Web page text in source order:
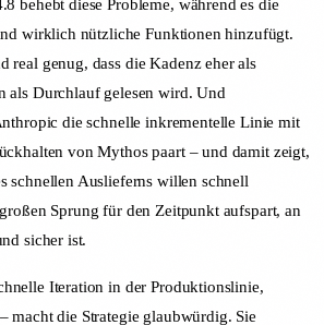
behebt diese Probleme, während es die
wirklich nützliche Funktionen hinzufügt.
real genug, dass die Kadenz eher als
als Durchlauf gelesen wird. Und
die schnelle inkrementelle Linie mit
von Mythos paart – und damit zeigt,
schnellen Auslieferns willen schnell
Sprung für den Zeitpunkt aufspart, an
sicher ist.
Iteration in der Produktionslinie,
macht die Strategie glaubwürdig. Sie